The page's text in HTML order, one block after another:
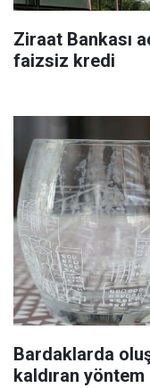
Ziraat Bankası
faizsiz kredi
Bardaklarda
kaldıran yöntem